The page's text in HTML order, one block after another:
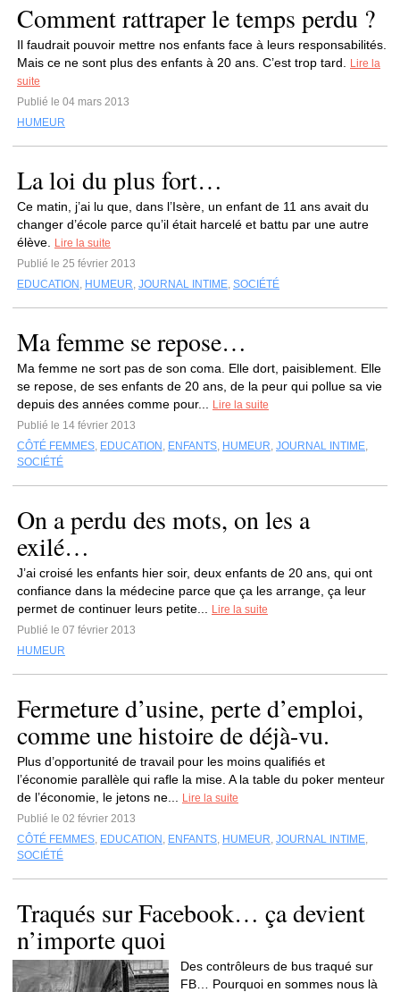
Comment rattraper le temps perdu ?
Il faudrait pouvoir mettre nos enfants face à leurs responsabilités.
Mais ce ne sont plus des enfants à 20 ans. C’est trop tard.
Lire la
suite
Publié le 04 mars 2013
HUMEUR
La loi du plus fort…
Ce matin, j’ai lu que, dans l’Isère, un enfant de 11 ans avait du
changer d’école parce qu’il était harcelé et battu par une autre
élève.
Lire la suite
Publié le 25 février 2013
EDUCATION , HUMEUR, JOURNAL INTIME, SOCIÉTÉ
Ma femme se repose…
Ma femme ne sort pas de son coma. Elle dort, paisiblement. Elle
se repose, de ses enfants de 20 ans, de la peur qui pollue sa vie
depuis des années comme pour...
Lire la suite
Publié le 14 février 2013
CÔTÉ FEMMES, EDUCATION , ENFANTS, HUMEUR, JOURNAL INTIME,
SOCIÉTÉ
On a perdu des mots, on les a
exilé…
J’ai croisé les enfants hier soir, deux enfants de 20 ans, qui ont
confiance dans la médecine parce que ça les arrange, ça leur
permet de continuer leurs petite...
Lire la suite
Publié le 07 février 2013
HUMEUR
Fermeture d’usine, perte d’emploi,
comme une histoire de déjà-vu.
Plus d’opportunité de travail pour les moins qualifiés et
l’économie parallèle qui rafle la mise. A la table du poker menteur
de l’économie, le jetons ne...
Lire la suite
Publié le 02 février 2013
CÔTÉ FEMMES, EDUCATION , ENFANTS, HUMEUR, JOURNAL INTIME,
SOCIÉTÉ
Traqués sur Facebook… ça devient
n’importe quoi
Des contrôleurs de bus traqué sur
FB… Pourquoi en sommes nous là